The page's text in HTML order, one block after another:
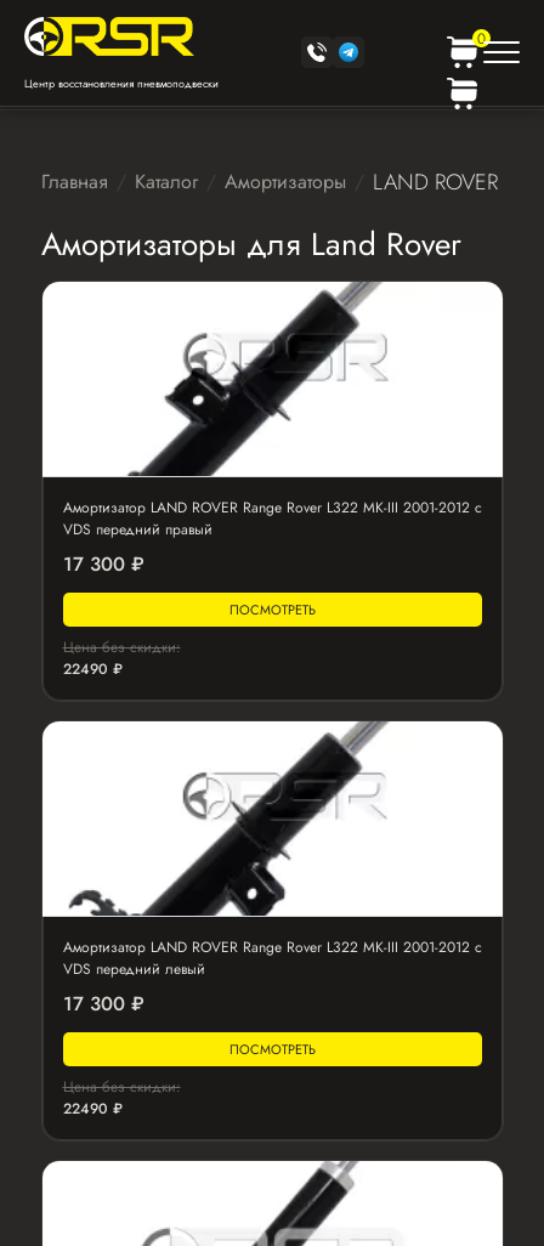
Центр восстановления пневмоподвески
0
Главная Каталог Амортизаторы LAND ROVER
Амортизаторы для Land Rover
Амортизатор LAND ROVER Range Rover L322 MK-III 2001-2012 с
VDS передний правый
17 300 ₽
ПОСМОТРЕТЬ
Цена без скидки:
22490 ₽
Амортизатор LAND ROVER Range Rover L322 MK-III 2001-2012 с
VDS передний левый
17 300 ₽
ПОСМОТРЕТЬ
Цена без скидки:
22490 ₽